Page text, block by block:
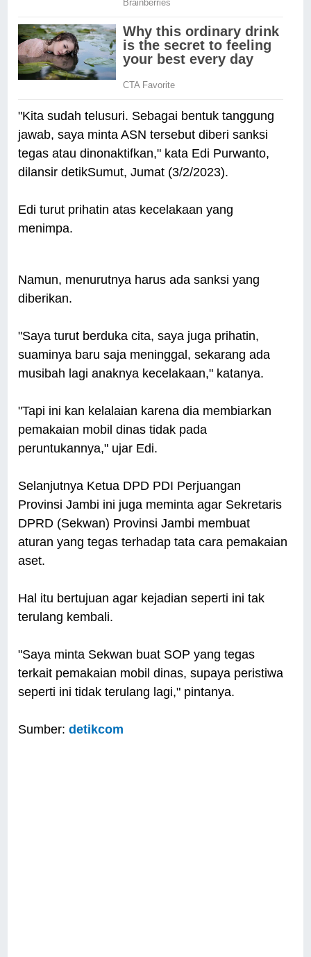
"Kita sudah telusuri. Sebagai bentuk tanggung
jawab, saya minta ASN tersebut diberi sanksi
tegas atau dinonaktifkan," kata Edi Purwanto,
dilansir detikSumut, Jumat (3/2/2023).
Edi turut prihatin atas kecelakaan yang
menimpa.
Namun, menurutnya harus ada sanksi yang
diberikan.
"Saya turut berduka cita, saya juga prihatin,
suaminya baru saja meninggal, sekarang ada
musibah lagi anaknya kecelakaan," katanya.
"Tapi ini kan kelalaian karena dia membiarkan
pemakaian mobil dinas tidak pada
peruntukannya," ujar Edi.
Selanjutnya Ketua DPD PDI Perjuangan
Provinsi Jambi ini juga meminta agar Sekretaris
DPRD (Sekwan) Provinsi Jambi membuat
aturan yang tegas terhadap tata cara pemakaian
aset.
Hal itu bertujuan agar kejadian seperti ini tak
terulang kembali.
"Saya minta Sekwan buat SOP yang tegas
terkait pemakaian mobil dinas, supaya peristiwa
seperti ini tidak terulang lagi," pintanya.
Sumber:detikcom